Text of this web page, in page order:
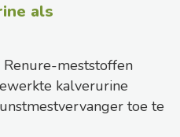
als
meststoffen
kalverurine
toe te